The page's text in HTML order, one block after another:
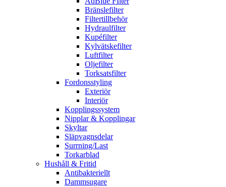
Bränslefilter
Filtertillbehör
Hydraulfilter
Kupéfilter
Kylvätskefilter
Luftfilter
Oljefilter
Torksatsfilter
Fordonsstyling
Exteriör
Interiör
Kopplingssystem
Nipplar & Kopplingar
Skyltar
Släpvagnsdelar
Surrning/Last
Torkarblad
Hushåll & Fritid
Antibakteriellt​
Dammsugare